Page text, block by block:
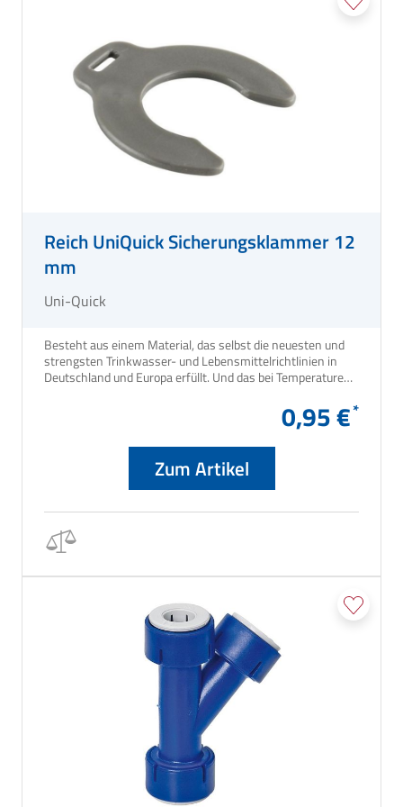
Reich UniQuick Sicherungsklammer 12
mm
Uni-Quick
Besteht aus einem Material, das selbst die neuesten und
strengsten Trinkwasser- und Lebensmittelrichtlinien in
Deutschland und Europa erfüllt. Und das bei Temperaturen
0,95 €
Zum Artikel